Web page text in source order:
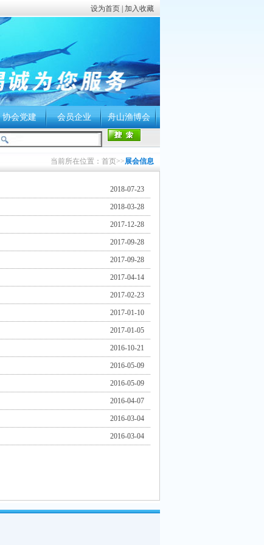
设为首页 加入收藏
协会党建 会员企业 舟山渔博会
当前所在位置：首页>>展会信息
2018-07-23
2018-03-28
2017-12-28
2017-09-28
2017-09-28
2017-04-14
2017-02-23
2017-01-10
2017-01-05
2016-10-21
2016-05-09
2016-05-09
2016-04-07
2016-03-04
2016-03-04